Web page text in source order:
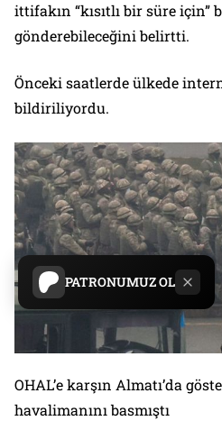
PATRONUMUZ OL
ittifakın “kısıtlı bir süre için”
gönderebileceğini belirtti.
Önceki saatlerde ülkede
bildiriliyordu.
OHAL’e karşın Almatı’da
havalimanını basmıştı